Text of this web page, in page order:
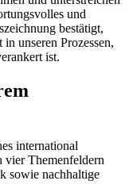
und
bestätigt,
unseren Prozessen,
ist.
international
vier Themenfeldern
sowie nachhaltige